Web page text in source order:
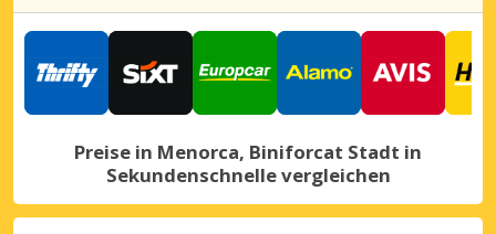
Preise in Menorca, Biniforcat Stadt in
Sekundenschnelle vergleichen